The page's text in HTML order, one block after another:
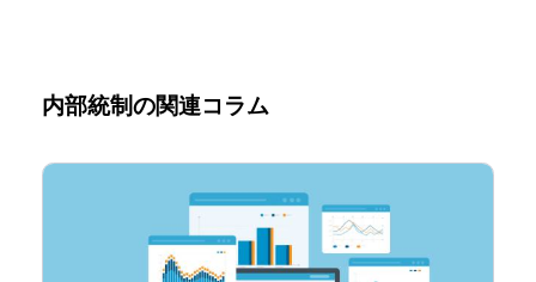
内部統制の関連コラム